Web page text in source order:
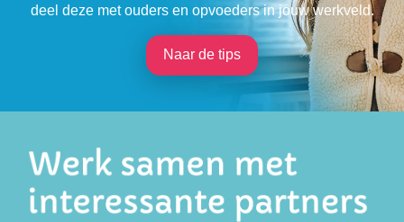
deel deze met ouders en opvoeders in jouw werkveld.
Naar de tips